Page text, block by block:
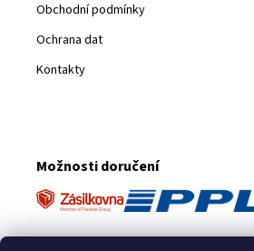
Obchodní podmínky
Ochrana dat
Kontakty
Možnosti doručení